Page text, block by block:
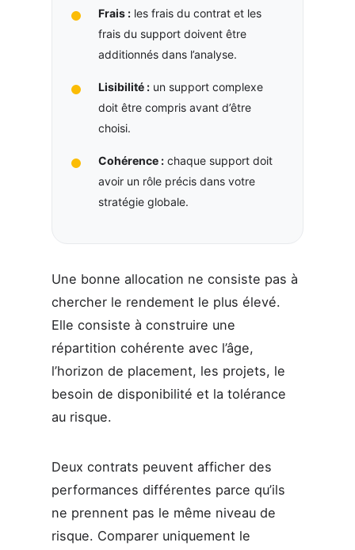
Frais :les frais du contrat et les
frais du support doivent être
additionnés dans l’analyse.
Lisibilité :un support complexe
doit être compris avant d’être
choisi.
Cohérence :chaque support doit
avoir un rôle précis dans votre
stratégie globale.
Une bonne allocation ne consiste pas à
chercher le rendement le plus élevé.
Elle consiste à construire une
répartition cohérente avec l’âge,
l’horizon de placement, les projets, le
besoin de disponibilité et la tolérance
au risque.
Deux contrats peuvent afficher des
performances différentes parce qu’ils
ne prennent pas le même niveau de
risque. Comparer uniquement le